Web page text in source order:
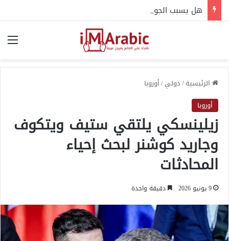
الرئيسية/دولي/أوروبا
أوروبا
زيلينسكي يلتقي ستيف ويتكوف
وجاريد كوشنر لبحث إحياء
المحادثات
9 يونيو 2026 دقيقة واحدة